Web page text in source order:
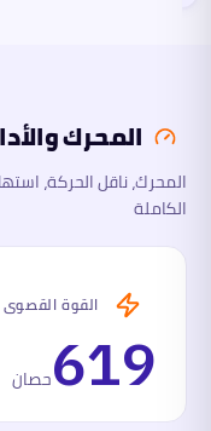
الأبعاد
ما
لها
وما
عليها
المحرك
المحرك، ناقل الحركة،
الكاملة
القوة القصوى
619حصان